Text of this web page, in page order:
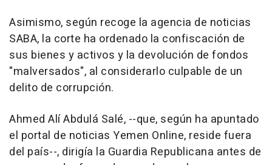
Asimismo, según recoge la agencia de noticias
SABA, la corte ha ordenado la confiscación de
sus bienes y activos y la devolución de fondos
"malversados", al considerarlo culpable de un
delito de corrupción.
Ahmed Alí Abdulá Salé, --que, según ha apuntado
el portal de noticias Yemen Online, reside fuera
del país--, dirigía la Guardia Republicana antes de